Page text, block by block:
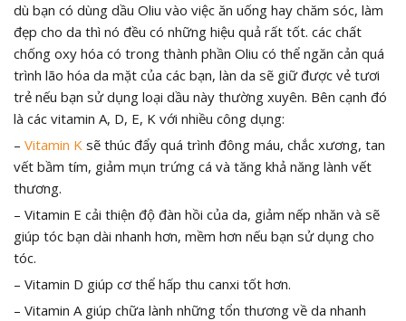
dù bạn có dùng dầu Oliu vào việc ăn uống hay chăm sóc, làm
đẹp cho da thì nó đều có những hiệu quả rất tốt. các chất
chống oxy hóa có trong thành phần Oliu có thể ngăn cản quá
trình lão hóa da mặt của các bạn, làn da sẽ giữ được vẻ tươi
trẻ nếu bạn sử dụng loại dầu này thường xuyên. Bên cạnh đó
là các vitamin A, D, E, K với nhiều công dụng:
– Vitamin K sẽ thúc đẩy quá trình đông máu, chắc xương, tan
vết bầm tím, giảm mụn trứng cá và tăng khả năng lành vết
thương.
– Vitamin E cải thiện độ đàn hồi của da, giảm nếp nhăn và sẽ
giúp tóc bạn dài nhanh hơn, mềm hơn nếu bạn sử dụng cho
tóc.
– Vitamin D giúp cơ thể hấp thu canxi tốt hơn.
– Vitamin A giúp chữa lành những tổn thương về da nhanh